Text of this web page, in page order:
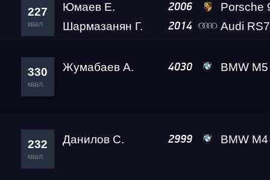
227
квал.
Юмаев Е. 2006
Porsche 911
Шармазанян Г.
2014 Audi
330
квал.
Жумабаев А. 4030 BMW M5
232
квал.
Данилов С. 2999 BMW M4